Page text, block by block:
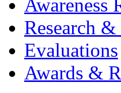
Awareness
Research
Evaluations
Awards &